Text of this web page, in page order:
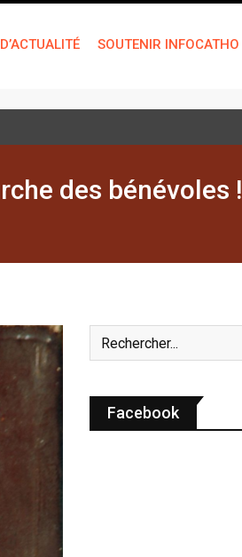
SOUTENIR INFOCATHO
des bénévoles !
Facebook